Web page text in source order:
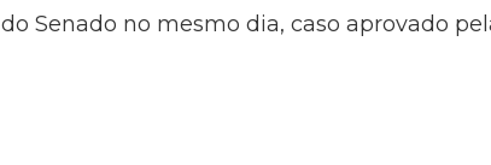
Senado no mesmo dia, caso aprovado